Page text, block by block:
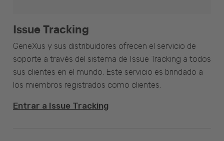
Issue Tracking
GeneXus y sus distribuidores ofrecen el servicio de
soporte a través del sistema de Issue Tracking a todos
sus clientes en el mundo. Este servicio es brindado a
los miembros registrados como clientes.
Entrar a Issue Tracking